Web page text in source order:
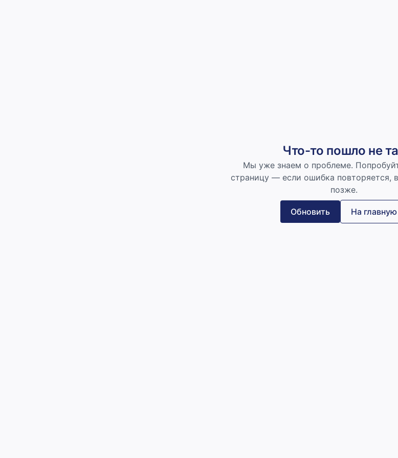
Что-то пошло не
Мы уже знаем о проблеме.
страницу — если ошибка повторяется,
позже.
Обновить На главную